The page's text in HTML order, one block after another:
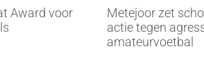
Award voor
Metejoor zet
actie tegen
amateurvoetbal